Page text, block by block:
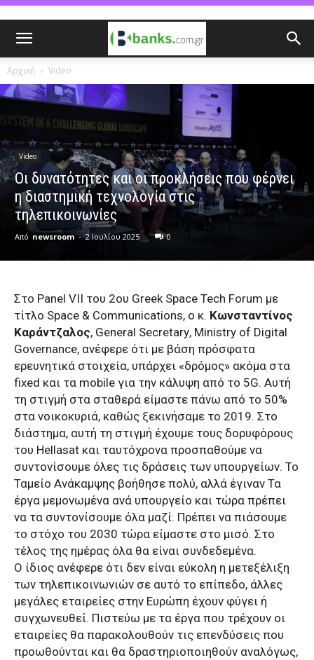
Αρχική Video
Video
Οι δυνατότητες και οι προκλήσεις που φέρνει
η διαστημική τεχνολογία στις
τηλεπικοινωνίες
Από newsroom - 2 Ιουλίου 2025 0
Στο Panel VII του 2ου Greek Space Tech Forum με
τίτλο Space & Communications, ο κ. Κωνσταντίνος
Καράντζαλος, General Secretary, Ministry of Digital
Governance, ανέφερε ότι με βάση πρόσφατα
ερευνητικά στοιχεία, υπάρχει «δρόμος» ακόμα στα
fixed και τα mobile για την κάλυψη από το 5G. Aυτή
τη στιγμή στα σταθερά είμαστε πάνω από το 50%
στα νοικοκυριά, καθώς ξεκινήσαμε το 2019. Στο
διάστημα, αυτή τη στιγμή έχουμε τους δορυφόρους
του Hellasat και ταυτόχρονα προσπαθούμε να
συντονίσουμε όλες τις δράσεις των υπουργείων. Το
Ταμείο Ανάκαμψης βοήθησε πολύ, αλλά έγιναν Τα
έργα μεμονωμένα ανά υπουργείο και τώρα πρέπει
να τα συντονίσουμε όλα μαζί. Πρέπει να πιάσουμε
το στόχο του 2030 τώρα είμαστε στο μισό. Στο
τέλος της ημέρας όλα θα είναι συνδεδεμένα.
Ο ίδιος ανέφερε ότι δεν είναι εύκολη η μετεξέλιξη
των τηλεπικοινωνιών σε αυτό το επίπεδο, άλλες
μεγάλες εταιρείες στην Ευρώπη έχουν φύγει ή
συγχωνευθεί. Πιστεύω με τα έργα που τρέχουν οι
εταιρείες θα παρακολουθούν τις επενδύσεις που
προωθούνται και θα δραστηριοποιηθούν αναλόγως,